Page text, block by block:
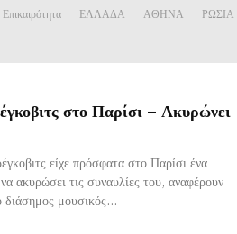
Επικαιρότητα ΕΛΛΑΔΑ ΑΘΗΝΑ ΡΩΣΙΑ
στο Παρίσι – Ακυρώνει
είχε πρόσφατα στο Παρίσι ένα
ακυρώσει τις συναυλίες του, αναφέρουν
ο διάσημος μουσικός...